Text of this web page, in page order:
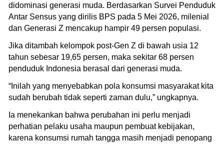
didominasi generasi muda. Berdasarkan Survei Penduduk
Antar Sensus yang dirilis BPS pada 5 Mei 2026, milenial
dan Generasi Z mencakup hampir 49 persen populasi.
Jika ditambah kelompok post-Gen Z di bawah usia 12
tahun sebesar 19,65 persen, maka sekitar 68 persen
penduduk Indonesia berasal dari generasi muda.
“Inilah yang menyebabkan pola konsumsi masyarakat kita
sudah berubah tidak seperti zaman dulu,” ungkapnya.
Ia menekankan bahwa perubahan ini perlu menjadi
perhatian pelaku usaha maupun pembuat kebijakan,
karena konsumsi rumah tangga masih menjadi penopang